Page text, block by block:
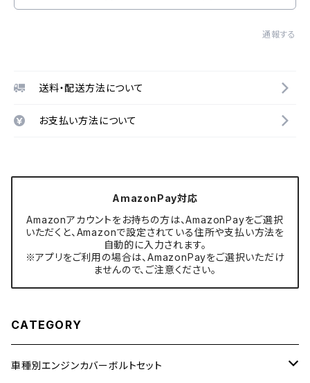
通報する
送料・配送方法について
お支払い方法について
AmazonPay対応
Amazonアカウントをお持ちの方は、AmazonPayをご選択
いただくと、Amazonで設定されている住所や支払い方法を
自動的に入力されます。
※アプリをご利用の場合は、AmazonPayをご選択いただけ
ませんので、ご注意ください。
CATEGORY
車種別エンジンカバーボルトセット